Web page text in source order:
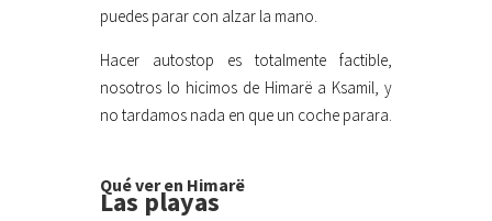
puedes parar con alzar la mano.
Hacer autostop es totalmente factible,
nosotros lo hicimos de Himarë a Ksamil, y
no tardamos nada en que un coche parara.
Qué ver en Himarë
Las playas